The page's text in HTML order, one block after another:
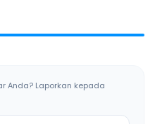
Anda? Laporkan kepada